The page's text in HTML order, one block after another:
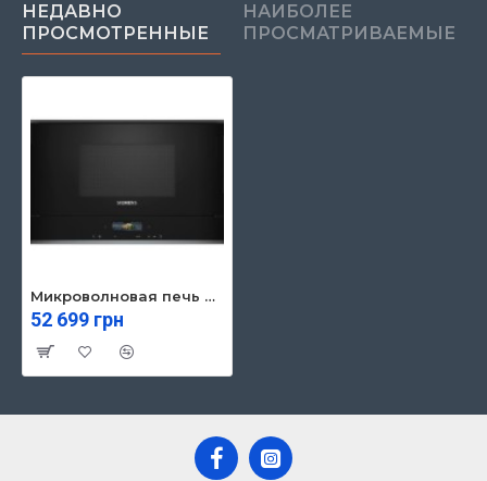
НЕДАВНО
ПРОСМОТРЕННЫЕ
НАИБОЛЕЕ
ПРОСМАТРИВАЕМЫЕ
Микроволновая печь Siemens BE732L1B1
52 699 грн